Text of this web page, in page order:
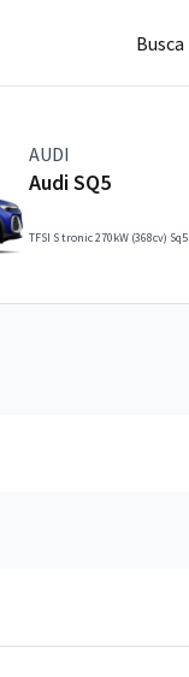
Busca
AUDI
Audi SQ5
TFSI S tronic 270kW (368cv) Sq5